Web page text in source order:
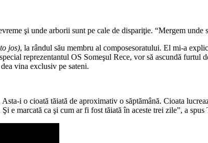
şi unde arborii sunt pe cale de dispariţie. “Mergem unde
jos), la rândul său membru al composesoratului. El mi-a
reprezentantul OS Someşul Rece, vor să ascundă furtul
vina exclusiv pe sateni.
i o cioată tăiată de aproximativ o săptămână. Cioata
e marcată ca şi cum ar fi fost tăiată în aceste trei zile”, a spus